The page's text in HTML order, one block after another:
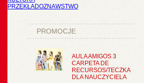
PRZEKŁADOZNAWSTWO
PROMOCJE
AULA AMIGOS 3
CARPETA DE
RECURSOS/TECZKA
DLA NAUCZYCIELA